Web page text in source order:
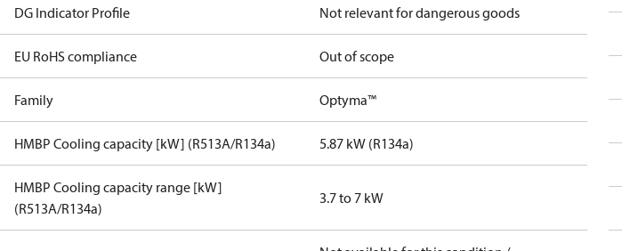
DG Indicator Profile Not relevant for dangerous goods
EU RoHS compliance Out of scope
Family Optyma™
HMBP Cooling capacity [kW] (R513A/R134a) 5.87 kW (R134a)
HMBP Cooling capacity range [kW]
(R513A/R134a)
3.7 to 7 kW